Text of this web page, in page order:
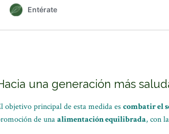
una generación más
objetivo principal de esta medida es combatir el
de unaalimentación equilibrada, con